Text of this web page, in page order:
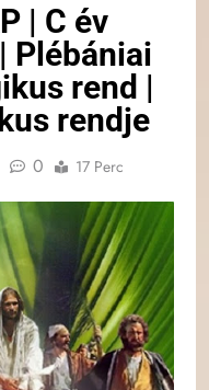
| C év
Plébániai
rend |
rendje
0 17 Perc